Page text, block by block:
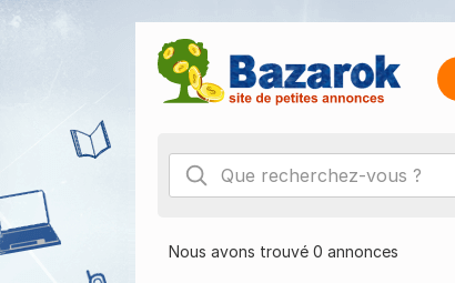
Nous avons trouvé 0 annonces